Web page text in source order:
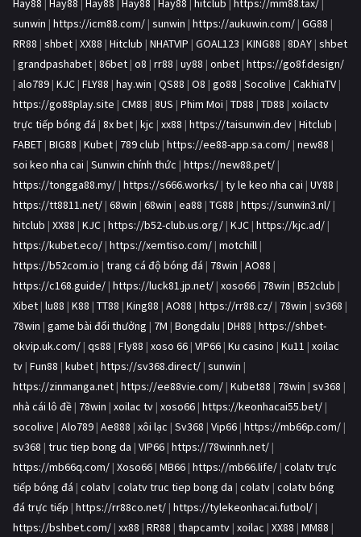
Hay88 | Hay88 | Hay88 | Hay88 | Hay88 | hitclub | https://mm88.tax/ |
sunwin | https://icm88.com/ | sunwin | https://aukuwin.com/ | GG88 |
RR88 | shbet | XX88 | Hitclub | NHATVIP | GOAL123 | KING88 | 8DAY | shbet
| grandpashabet | 86bet | o8 | rr88 | uy88 | onbet | https://go8f.design/
| alo789 | KJC | FLY88 | hay.win | QS88 | O8 | go88 | Socolive | CakhiaTV |
https://go88play.site | CM88 | 8US | Phim Moi | TD88 | TD88 | xoilactv
trực tiếp bóng đá | 8x bet | kjc | xx88 | https://taisunwin.dev | Hitclub |
FABET | BIG88 | Kubet | 789 club | https://ee88-app.sa.com/ | new88 |
soi keo nha cai | Sunwin chính thức | https://new88.pet/ |
https://tongga88.my/ | https://s666.works/ | ty le keo nha cai | UY88 |
https://tt8811.net/ | 68win | 68win | ea88 | TG88 | https://sunwin3.nl/ |
hitclub | XX88 | KJC | https://b52-club.us.org/ | KJC | https://kjc.ad/ |
https://kubet.eco/ | https://xemtiso.com/ | motchill |
https://b52com.io | trang cá độ bóng đá | 78win | AO88 |
https://c168.guide/ | https://luck81.jp.net/ | xoso66 | 78win | B52club |
Xibet | lu88 | K88 | TT88 | King88 | AO88 | https://rr88.cz/ | 78win | sv368 |
78win | game bài đổi thưởng | 7M | Bongdalu | DH88 | https://shbet-
okvip.uk.com/ | qs88 | Fly88 | xoso 66 | VIP66 | Ku casino | Ku11 | xoilac
tv | Fun88 | kubet | https://sv368.direct/ | sunwin |
https://zinmanga.net | https://ee88vie.com/ | Kubet88 | 78win | sv368 |
nhà cái lô đề | 78win | xoilac tv | xoso66 | https://keonhacai55.bet/ |
socolive | Alo789 | Ae888 | xôi lạc | Sv368 | Vip66 | https://mb66p.com/ |
sv368 | truc tiep bong da | VIP66 | https://78winnh.net/ |
https://mb66q.com/ | Xoso66 | MB66 | https://mb66.life/ | colatv trực
tiếp bóng đá | colatv | colatv truc tiep bong da | colatv | colatv bóng
đá trực tiếp | https://rr88co.net/ | https://tylekeonhacai.futbol/ |
https://bshbet.com/ | xx88 | RR88 | thapcamtv | xoilac | XX88 | MM88 |